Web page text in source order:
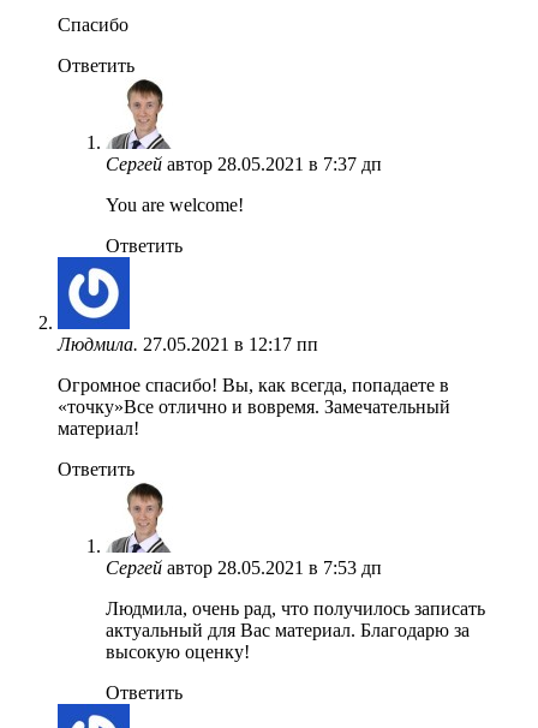
Спасибо
Ответить
Сергей автор 28.05.2021 в 7:37 дп
You are welcome!
Ответить
Людмила. 27.05.2021 в 12:17 пп
Огромное спасибо! Вы, как всегда, попадаете в
«точку»Все отлично и вовремя. Замечательный
материал!
Ответить
Сергей автор 28.05.2021 в 7:53 дп
Людмила, очень рад, что получилось записать
актуальный для Вас материал. Благодарю за
высокую оценку!
Ответить